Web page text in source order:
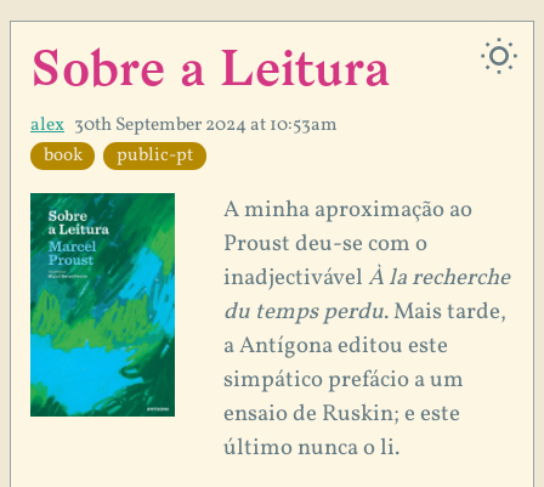
Sobre a Leitura
alex 30th September 2024 at 10:53am
book
public-pt
A minha aproximação ao
Proust deu-se com o
inadjectivávelÀ la recherche
du temps perdu. Mais tarde,
a Antígona editou este
simpático prefácio a um
ensaio de Ruskin; e este
último nunca o li.